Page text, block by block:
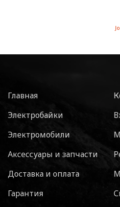
Главная
Электробайки
Электромобили
Аксессуары и запчасти
Доставка и оплата
Гарантия